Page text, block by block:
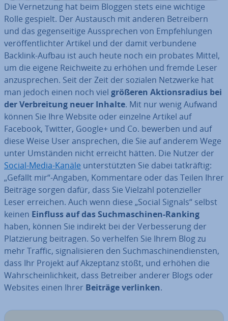
Die Ver­net­zung hat beim Bloggen stets eine wichtige
Rolle gespielt. Der Austausch mit anderen Be­trei­bern
und das ge­gen­sei­ti­ge Aus­spre­chen von Emp­feh­lun­gen
ver­öf­fent­lich­ter Artikel und der damit ver­bun­de­ne
Backlink-Aufbau ist auch heute noch ein probates Mittel,
um die eigene Reich­wei­te zu erhöhen und fremde Leser
an­zu­spre­chen. Seit der Zeit der sozialen Netzwerke hat
man jedoch einen noch viel größeren Ak­ti­ons­ra­di­us bei
der Ver­brei­tung neuer Inhalte. Mit nur wenig Aufwand
können Sie Ihre Website oder einzelne Artikel auf
Facebook, Twitter, Google+ und Co. bewerben und auf
diese Weise User an­spre­chen, die Sie auf anderem Wege
unter Umständen nicht erreicht hätten. Die Nutzer der
Social-Media-Kanäle un­ter­stütz­ten Sie dabei tat­kräf­tig:
„Gefällt mir“-Angaben, Kom­men­ta­re oder das Teilen Ihrer
Beiträge sorgen dafür, dass Sie Vielzahl po­ten­zi­el­ler
Leser erreichen. Auch wenn diese „Social Signals“ selbst
keinen Einfluss auf das Such­ma­schi­nen-Ranking
haben, können Sie indirekt bei der Ver­bes­se­rung der
Plat­zie­rung beitragen. So verhelfen Sie Ihrem Blog zu
mehr Traffic, si­gna­li­sie­ren den Such­ma­schi­nen­diens­ten,
dass Ihr Projekt auf Akzeptanz stößt, und erhöhen die
Wahr­schein­lich­keit, dass Betreiber anderer Blogs oder
Websites einen Ihrer Beiträge verlinken.